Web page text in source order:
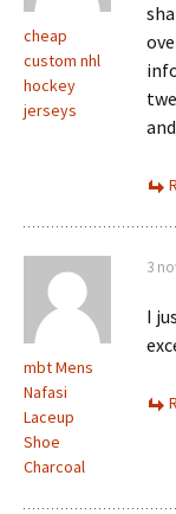
cheap
custom nhl
hockey
jerseys
mbt Mens
Nafasi
Laceup
Shoe
Charcoal
3
I